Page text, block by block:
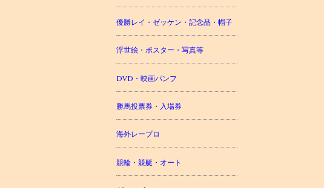
優勝レイ・ゼッケン・記念品・帽子
浮世絵・ポスター・写真等
DVD・映画パンフ
勝馬投票券・入場券
海外レープロ
競輪・競艇・オート